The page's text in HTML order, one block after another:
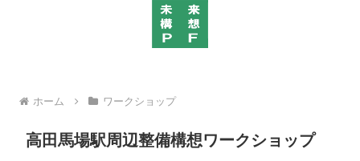
ホーム ワークショップ
高田馬場駅周辺整備構想ワークショップ